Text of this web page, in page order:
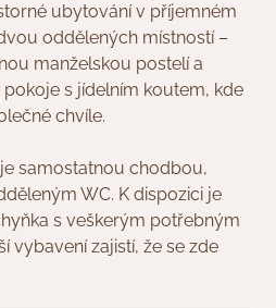
ubytování v příjemném
oddělených místností –
manželskou postelí a
s jídelním koutem, kde
chvíle.
samostatnou chodbou,
WC. K dispozici je
s veškerým potřebným
vybavení zajistí, že se zde